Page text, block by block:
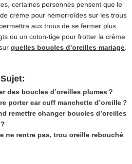
certaines personnes pensent que le
crème pour hémorroïdes sur les trous
aux trous de se fermer plus
ou un coton-tige pour frotter la crème
quelles boucles d’oreilles mariage.
des boucles d’oreilles plumes ?
porter ear cuff manchette d’oreille ?
remettre changer boucles d’oreilles
ne rentre pas, trou oreille rebouché